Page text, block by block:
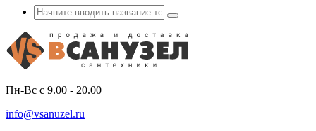
Пн-Вс с 9.00 - 20.00
info@vsanuzel.ru